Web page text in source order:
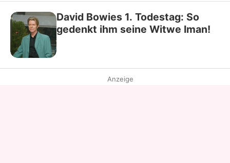
David Bowies 1. Todestag: So
gedenkt ihm seine Witwe Iman!
Anzeige